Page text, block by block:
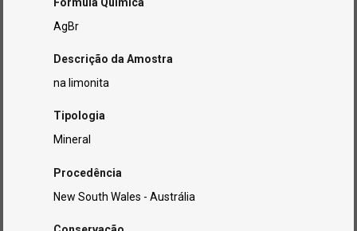
AgBr
Descrição da Amostra
na limonita
Tipologia
Mineral
Procedência
New South Wales - Austrália